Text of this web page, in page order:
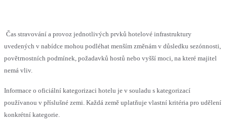
Čas stravování a provoz jednotlivých prvků hotelové infrastruktury
uvedených v nabídce mohou podléhat menším změnám v důsledku sezónnosti,
povětrnostních podmínek, požadavků hostů nebo vyšší moci, na které majitel
nemá vliv.
Informace o oficiální kategorizaci hotelu je v souladu s kategorizací
používanou v příslušné zemi. Každá země uplatňuje vlastní kritéria pro udělení
konkrétní kategorie.